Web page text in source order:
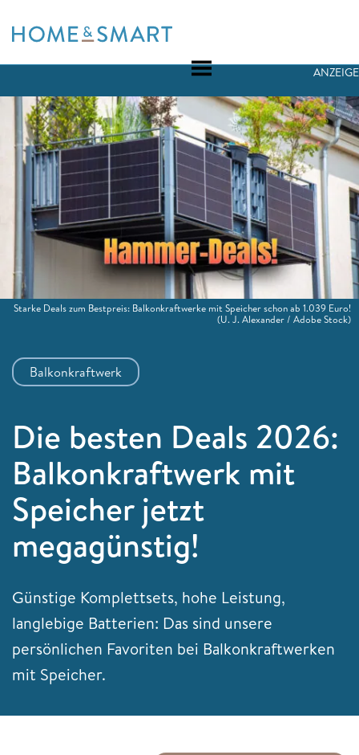
to
Balkonkraftwerk
ANZEIGE
Die besten Deals 2026:
Balkonkraftwerk mit
Speicher jetzt
megagünstig!
Günstige Komplettsets, hohe Leistung,
langlebige Batterien: Das sind unsere
persönlichen Favoriten bei Balkonkraftwerken
mit Speicher.
Starke Deals zum Bestpreis: Balkonkraftwerke mit Speicher schon ab 1.039 Euro!
(U. J. Alexander / Adobe Stock)